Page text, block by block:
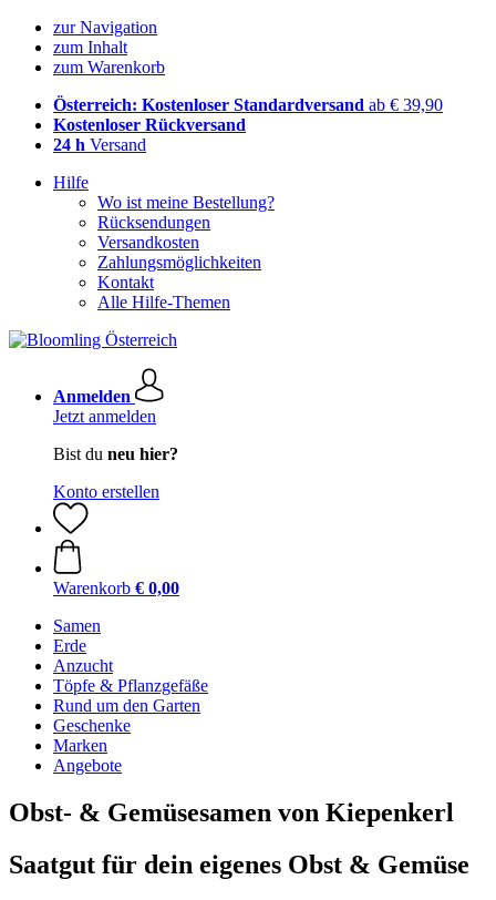
zur Navigation
zum Inhalt
zum Warenkorb
Österreich: Kostenloser Standardversand ab € 39,90
Kostenloser Rückversand
24 h Versand
Hilfe
Wo ist meine Bestellung?
Rücksendungen
Versandkosten
Zahlungsmöglichkeiten
Kontakt
Alle Hilfe-Themen
Anmelden
Jetzt anmelden
Bist du neu hier?
Konto erstellen
Warenkorb € 0,00
Samen
Erde
Anzucht
Töpfe & Pflanzgefäße
Rund um den Garten
Geschenke
Marken
Angebote
Obst- & Gemüsesamen von Kiepenkerl
Saatgut für dein eigenes Obst & Gemüse